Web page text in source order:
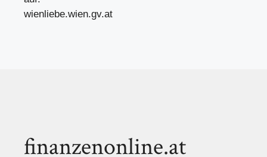
wienliebe.wien.gv.at
finanzenonline.at